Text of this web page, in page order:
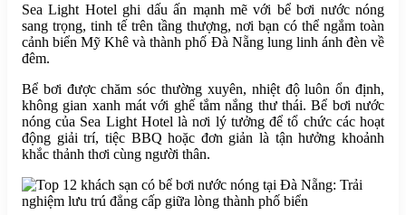
Sea Light Hotel ghi dấu ấn mạnh mẽ với bể bơi nước nóng
sang trọng, tinh tế trên tầng thượng, nơi bạn có thể ngắm toàn
cảnh biển Mỹ Khê và thành phố Đà Nẵng lung linh ánh đèn về
đêm.
Bể bơi được chăm sóc thường xuyên, nhiệt độ luôn ổn định,
không gian xanh mát với ghế tắm nắng thư thái. Bể bơi nước
nóng của Sea Light Hotel là nơi lý tưởng để tổ chức các hoạt
động giải trí, tiệc BBQ hoặc đơn giản là tận hưởng khoảnh
khắc thảnh thơi cùng người thân.